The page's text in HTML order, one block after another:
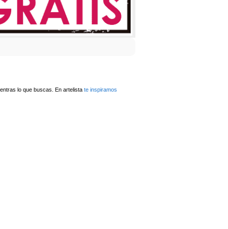
lo que buscas. En artelista te inspiramos